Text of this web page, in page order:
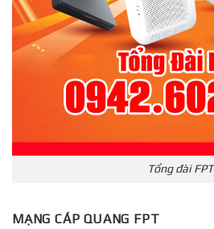
Tổng đài FPT
MẠNG CÁP QUANG FPT